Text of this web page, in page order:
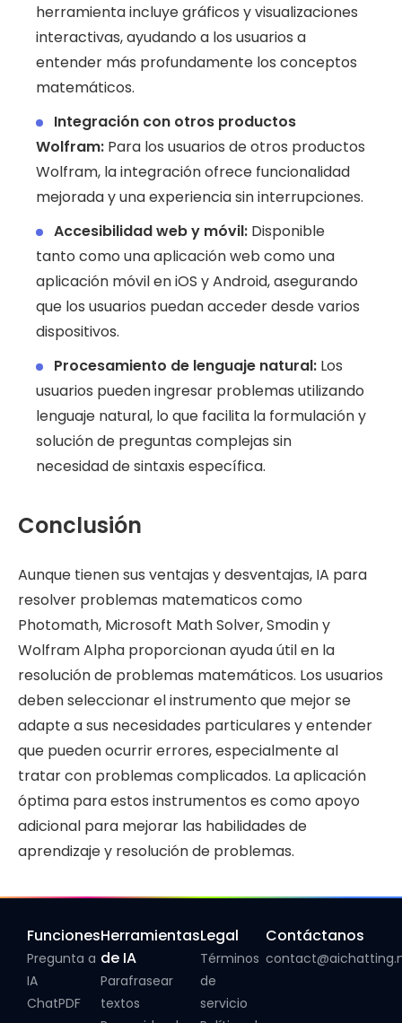
herramienta incluye gráficos y visualizaciones
interactivas, ayudando a los usuarios a
entender más profundamente los conceptos
matemáticos.
Integración con otros productos
Wolfram: Para los usuarios de otros productos
Wolfram, la integración ofrece funcionalidad
mejorada y una experiencia sin interrupciones.
Accesibilidad web y móvil: Disponible
tanto como una aplicación web como una
aplicación móvil en iOS y Android, asegurando
que los usuarios puedan acceder desde varios
dispositivos.
Procesamiento de lenguaje natural: Los
usuarios pueden ingresar problemas utilizando
lenguaje natural, lo que facilita la formulación y
solución de preguntas complejas sin
necesidad de sintaxis específica.
Conclusión
Aunque tienen sus ventajas y desventajas, IA para
resolver problemas matematicos como
Photomath, Microsoft Math Solver, Smodin y
Wolfram Alpha proporcionan ayuda útil en la
resolución de problemas matemáticos. Los usuarios
deben seleccionar el instrumento que mejor se
adapte a sus necesidades particulares y entender
que pueden ocurrir errores, especialmente al
tratar con problemas complicados. La aplicación
óptima para estos instrumentos es como apoyo
adicional para mejorar las habilidades de
aprendizaje y resolución de problemas.
Funciones
Pregunta a
IA
ChatPDF
Herramientas
de IA
Parafrasear
textos
Legal
Términos
de
servicio
Contáctanos